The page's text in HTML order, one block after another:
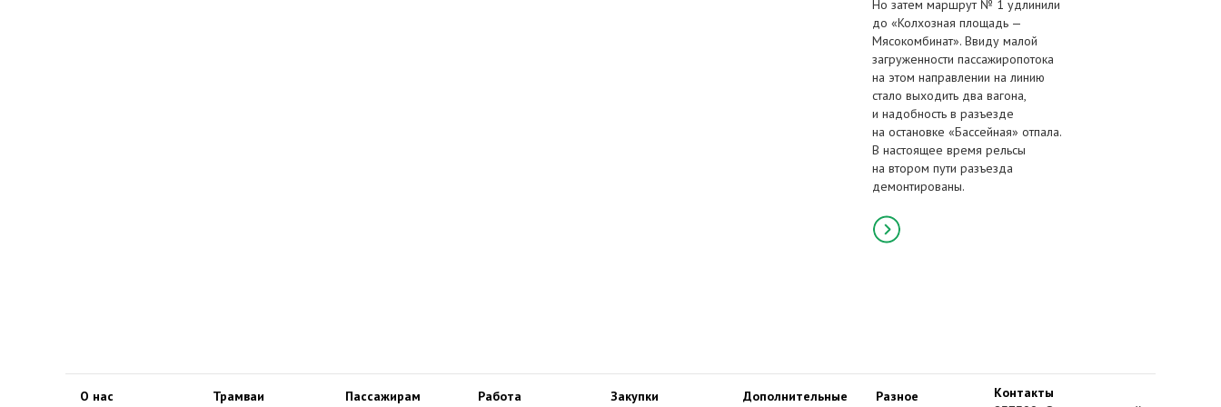
Но затем маршрут № 1 удлинили
до «Колхозная площадь —
Мясокомбинат». Ввиду малой
загруженности пассажиропотока
на этом направлении на линию
стало выходить два вагона,
и надобность в разъезде
на остановке «Бассейная» отпала.
В настоящее время рельсы
на втором пути разъезда
демонтированы.
О нас Трамваи Пассажирам Работа Закупки Дополнительные Разное Контакты